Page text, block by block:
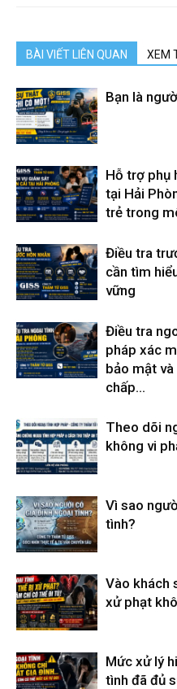
BÀI VIẾT LIÊN QUAN XEM
Bạn là
Hỗ trợ phụ
tại Hải
trẻ trong
Điều tra
cần tìm
vững
Điều tra
pháp xác
bảo mật
chấp...
Theo dõi
không vi
Vì sao
tình?
Vào khách
xử phạt
Mức xử lý
tình đã đủ